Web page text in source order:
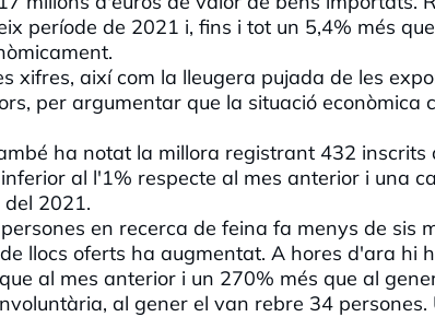
període de 2021 i, fins i tot un 5,4% més
xifres, així com la lleugera pujada de les
per argumentar que la situació econòmica
ha notat la millora registrant 432 inscrits
al l'1% respecte al mes anterior i una
2021.
en recerca de feina fa menys de sis
llocs oferts ha augmentat. A hores d'ara hi
al mes anterior i un 270% més que al
al gener el van rebre 34